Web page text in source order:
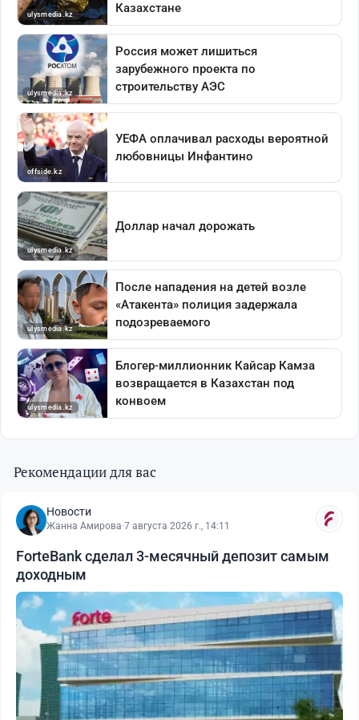
Рекомендации для вас
Новости
Жанна Амирова·7 августа 2026 г., 14:11
ForteBank сделал 3-месячный депозит самым
доходным